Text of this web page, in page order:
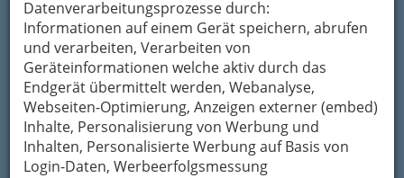
Datenverarbeitungsprozesse durch:
Informationen auf einem Gerät speichern, abrufen
und verarbeiten, Verarbeiten von
Geräteinformationen welche aktiv durch das
Endgerät übermittelt werden, Webanalyse,
Webseiten-Optimierung, Anzeigen externer (embed)
Inhalte, Personalisierung von Werbung und
Inhalten, Personalisierte Werbung auf Basis von
Login-Daten, Werbeerfolgsmessung
Meine Email Adresse
Mein Betreff
Meine Nachricht